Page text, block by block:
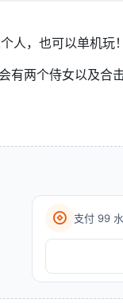
人，也可以单机玩！
有两个侍女以及合
支付 99